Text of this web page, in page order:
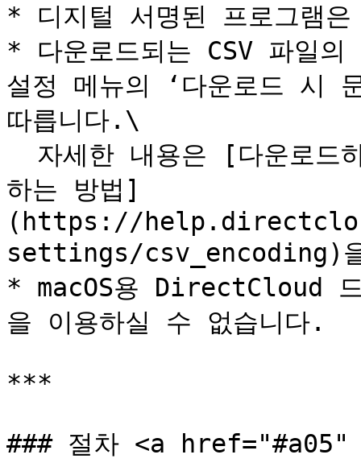
* 디지털 서명된 프로그램
* 다운로드되는 CSV 파일
설정 메뉴의 ‘다운로드 시
따릅니다.\
하는 방법]
(https://
settings/csv_encoding)을
* macOS용 DirectCloud 드
을 이용하실 수 없습니다.
***
### 절차 <a